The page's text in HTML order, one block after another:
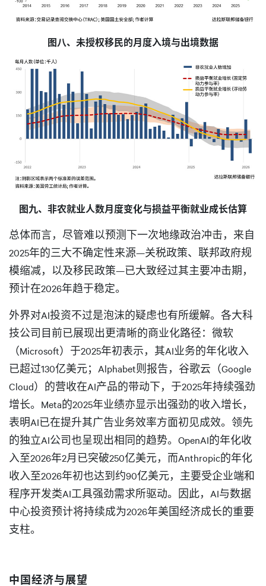
图八、未授权移民的月度入境与出境数据
图九、非农就业人数月度变化与损益平衡就业成长估算
总体而言，尽管难以预测下一次地缘政治冲击，来自
2025年的三大不确定性来源—关税政策、联邦政府规
模缩减，以及移民政策—已大致经过其主要冲击期，
预计在2026年趋于稳定。
外界对AI投资不过是泡沫的疑虑也有所缓解。各大科
技公司目前已展现出更清晰的商业化路径：微软
（Microsoft）于2025年初表示，其AI业务的年化收入
已超过130亿美元；Alphabet则报告，谷歌云（Google
Cloud）的营收在AI产品的带动下，于2025年持续强劲
增长。Meta的2025年业绩亦显示出强劲的收入增长，
表明AI已在提升其广告业务效率方面初见成效。领先
的独立AI公司也呈现出相同的趋势。OpenAI的年化收
入至2026年2月已突破250亿美元，而Anthropic的年化
收入至2026年初也达到约90亿美元，主要受企业端和
程序开发类AI工具强劲需求所驱动。因此，AI与数据
中心投资预计将持续成为2026年美国经济成长的重要
支柱。
中国经济与展望